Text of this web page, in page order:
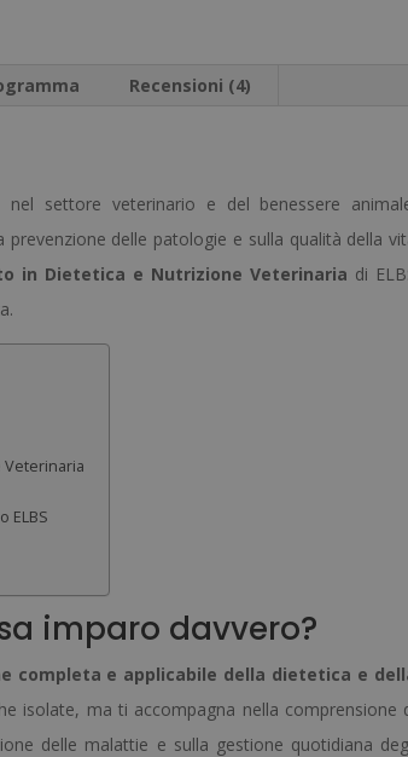
v
e
:
Recensioni (4)
settore veterinario e del benessere
delle patologie e sulla qualità della
in Dietetica e Nutrizione Veterinaria di
Veterinaria
ELBS
imparo davvero?
completa e applicabile della dietetica e
isolate, ma ti accompagna nella comprensione
delle malattie e sulla gestione quotidiana